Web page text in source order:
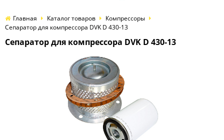
Главная Каталог товаров
Компрессоры
Сепаратор для компрессора DVK D 430-13
Сепаратор для компрессора DVK D 430-13